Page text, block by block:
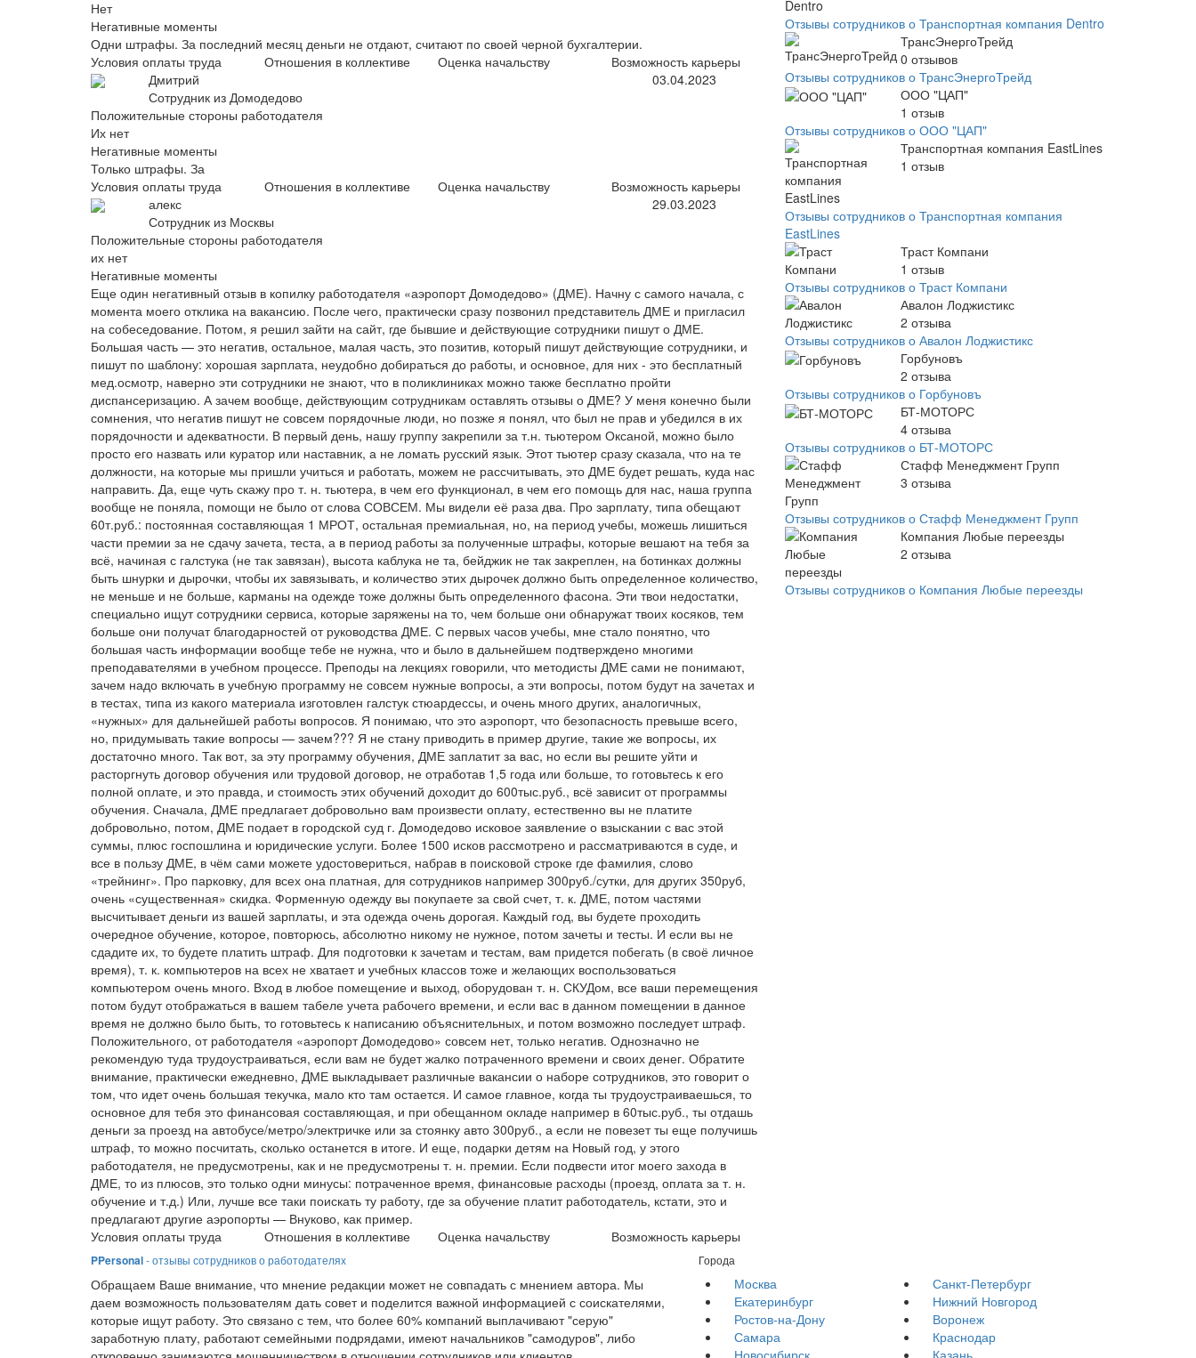
Нет
Негативные моменты
Одни штрафы. За последний месяц деньги не отдают, считают по своей черной бухгалтерии.
Условия оплаты труда
Отношения в коллективе Оценка начальству
Возможность карьеры
Дмитрий
Сотрудник из Домодедово
03.04.2023
Положительные стороны работодателя
Их нет
Негативные моменты
Только штрафы. За
Условия оплаты труда
Отношения в коллективе Оценка начальству
Возможность карьеры
алекс
Сотрудник из Москвы
29.03.2023
Положительные стороны работодателя
их нет
Негативные моменты
Еще один негативный отзыв в копилку работодателя «аэропорт Домодедово» (ДМЕ). Начну с самого начала, с
момента моего отклика на вакансию. После чего, практически сразу позвонил представитель ДМЕ и пригласил
на собеседование. Потом, я решил зайти на сайт, где бывшие и действующие сотрудники пишут о ДМЕ.
Большая часть — это негатив, остальное, малая часть, это позитив, который пишут действующие сотрудники, и
пишут по шаблону: хорошая зарплата, неудобно добираться до работы, и основное, для них - это бесплатный
мед.осмотр, наверно эти сотрудники не знают, что в поликлиниках можно также бесплатно пройти
диспансеризацию. А зачем вообще, действующим сотрудникам оставлять отзывы о ДМЕ? У меня конечно были
сомнения, что негатив пишут не совсем порядочные люди, но позже я понял, что был не прав и убедился в их
порядочности и адекватности. В первый день, нашу группу закрепили за т.н. тьютером Оксаной, можно было
просто его назвать или куратор или наставник, а не ломать русский язык. Этот тьютер сразу сказала, что на те
должности, на которые мы пришли учиться и работать, можем не рассчитывать, это ДМЕ будет решать, куда нас
направить. Да, еще чуть скажу про т. н. тьютера, в чем его функционал, в чем его помощь для нас, наша группа
вообще не поняла, помощи не было от слова СОВСЕМ. Мы видели её раза два. Про зарплату, типа обещают
60т.руб.: постоянная составляющая 1 МРОТ, остальная премиальная, но, на период учебы, можешь лишиться
части премии за не сдачу зачета, теста, а в период работы за полученные штрафы, которые вешают на тебя за
всё, начиная с галстука (не так завязан), высота каблука не та, бейджик не так закреплен, на ботинках должны
быть шнурки и дырочки, чтобы их завязывать, и количество этих дырочек должно быть определенное количество,
не меньше и не больше, карманы на одежде тоже должны быть определенного фасона. Эти твои недостатки,
специально ищут сотрудники сервиса, которые заряжены на то, чем больше они обнаружат твоих косяков, тем
больше они получат благодарностей от руководства ДМЕ. С первых часов учебы, мне стало понятно, что
большая часть информации вообще тебе не нужна, что и было в дальнейшем подтверждено многими
преподавателями в учебном процессе. Преподы на лекциях говорили, что методисты ДМЕ сами не понимают,
зачем надо включать в учебную программу не совсем нужные вопросы, а эти вопросы, потом будут на зачетах и
в тестах, типа из какого материала изготовлен галстук стюардессы, и очень много других, аналогичных,
«нужных» для дальнейшей работы вопросов. Я понимаю, что это аэропорт, что безопасность превыше всего,
но, придумывать такие вопросы — зачем??? Я не стану приводить в пример другие, такие же вопросы, их
достаточно много. Так вот, за эту программу обучения, ДМЕ заплатит за вас, но если вы решите уйти и
расторгнуть договор обучения или трудовой договор, не отработав 1,5 года или больше, то готовьтесь к его
полной оплате, и это правда, и стоимость этих обучений доходит до 600тыс.руб., всё зависит от программы
обучения. Сначала, ДМЕ предлагает добровольно вам произвести оплату, естественно вы не платите
добровольно, потом, ДМЕ подает в городской суд г. Домодедово исковое заявление о взыскании с вас этой
суммы, плюс госпошлина и юридические услуги. Более 1500 исков рассмотрено и рассматриваются в суде, и
все в пользу ДМЕ, в чём сами можете удостовериться, набрав в поисковой строке где фамилия, слово
«трейнинг». Про парковку, для всех она платная, для сотрудников например 300руб./сутки, для других 350руб,
очень «существенная» скидка. Форменную одежду вы покупаете за свой счет, т. к. ДМЕ, потом частями
высчитывает деньги из вашей зарплаты, и эта одежда очень дорогая. Каждый год, вы будете проходить
очередное обучение, которое, повторюсь, абсолютно никому не нужное, потом зачеты и тесты. И если вы не
сдадите их, то будете платить штраф. Для подготовки к зачетам и тестам, вам придется побегать (в своё личное
время), т. к. компьютеров на всех не хватает и учебных классов тоже и желающих воспользоваться
компьютером очень много. Вход в любое помещение и выход, оборудован т. н. СКУДом, все ваши перемещения
потом будут отображаться в вашем табеле учета рабочего времени, и если вас в данном помещении в данное
время не должно было быть, то готовьтесь к написанию объяснительных, и потом возможно последует штраф.
Положительного, от работодателя «аэропорт Домодедово» совсем нет, только негатив. Однозначно не
рекомендую туда трудоустраиваться, если вам не будет жалко потраченного времени и своих денег. Обратите
внимание, практически ежедневно, ДМЕ выкладывает различные вакансии о наборе сотрудников, это говорит о
том, что идет очень большая текучка, мало кто там остается. И самое главное, когда ты трудоустраиваешься, то
основное для тебя это финансовая составляющая, и при обещанном окладе например в 60тыс.руб., ты отдашь
деньги за проезд на автобусе/метро/электричке или за стоянку авто 300руб., а если не повезет ты еще получишь
штраф, то можно посчитать, сколько останется в итоге. И еще, подарки детям на Новый год, у этого
работодателя, не предусмотрены, как и не предусмотрены т. н. премии. Если подвести итог моего захода в
ДМЕ, то из плюсов, это только одни минусы: потраченное время, финансовые расходы (проезд, оплата за т. н.
обучение и т.д.) Или, лучше все таки поискать ту работу, где за обучение платит работодатель, кстати, это и
предлагают другие аэропорты — Внуково, как пример.
Условия оплаты труда
Отношения в коллективе Оценка начальству Возможность карьеры
Отзывы сотрудников о Транспортная компания Dentro
ТрансЭнергоТрейд
0 отзывов
Отзывы сотрудников о ТрансЭнергоТрейд
ООО "ЦАП"
1 отзыв
Отзывы сотрудников о ООО "ЦАП"
Транспортная компания EastLines
1 отзыв
Отзывы сотрудников о Транспортная компания
EastLines
Траст Компани
1 отзыв
Отзывы сотрудников о Траст Компани
Авалон Лоджистикс
2 отзыва
Отзывы сотрудников о Авалон Лоджистикс
Горбуновъ
2 отзыва
Отзывы сотрудников о Горбуновъ
БТ-МОТОРС
4 отзыва
Отзывы сотрудников о БТ-МОТОРС
Стафф Менеджмент Групп
3 отзыва
Отзывы сотрудников о Стафф Менеджмент Групп
Компания Любые переезды
2 отзыва
Отзывы сотрудников о Компания Любые переезды
PPersonal- отзывы сотрудников о работодателях
Обращаем Ваше внимание, что мнение редакции может не совпадать с мнением автора. Мы
даем возможность пользователям дать совет и поделится важной информацией с соискателями,
которые ищут работу. Это связано с тем, что более 60% компаний выплачивают "серую"
заработную плату, работают семейными подрядами, имеют начальников "самодуров", либо
Города
Москва
Санкт-Петербург
Екатеринбург
Нижний Новгород
Ростов-на-Дону
Воронеж
Самара
Краснодар
Новосибирск
Казань